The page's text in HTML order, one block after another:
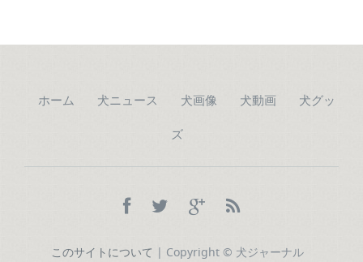
ホーム 犬ニュース 犬画像 犬動画 犬グッ
ズ
このサイトについて | Copyright © 犬ジャーナル